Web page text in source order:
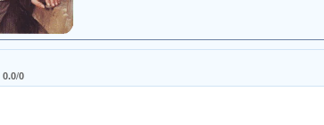
0.0/0